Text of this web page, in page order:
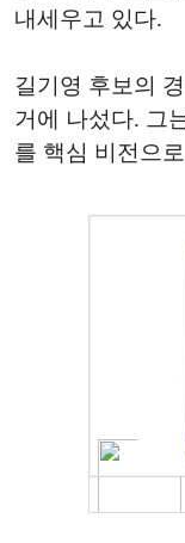
내세우고 있다.
길기영 후보의
거에 나섰다. 그
를 핵심 비전으